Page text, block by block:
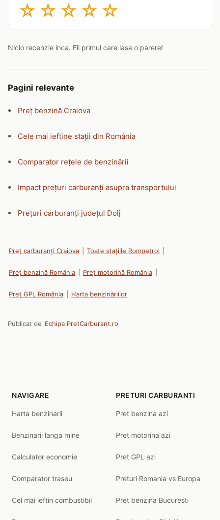
☆ ☆ ☆ ☆ ☆
Nicio recenzie inca. Fii primul care lasa o parere!
Pagini relevante
Preț benzină Craiova
Cele mai ieftine stații din România
Comparator rețele de benzinării
Impact prețuri carburanți asupra transportului
Prețuri carburanți județul Dolj
Preț carburanți Craiova Toate stațiile Rompetrol
Preț benzină România Preț motorină România
Preț GPL România Harta benzinăriilor
Publicat de Echipa PretCarburant.ro
NAVIGARE
Harta benzinarii
Benzinarii langa mine
Calculator economie
Comparator traseu
Cel mai ieftin combustibil
PRETURI CARBURANTI
Pret benzina azi
Pret motorina azi
Pret GPL azi
Preturi Romania vs Europa
Pret benzina Bucuresti